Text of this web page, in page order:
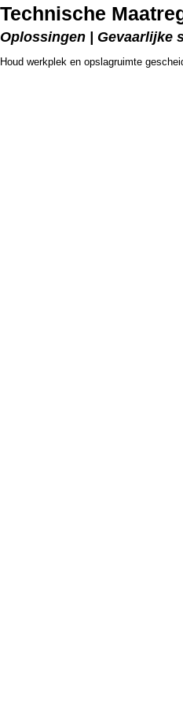
Technische
Oplossingen | Gevaarlijke
Houd werkplek en opslagruimte